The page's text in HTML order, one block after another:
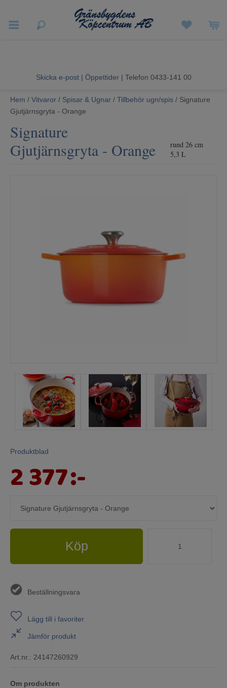
Sommarrea
Vitvaror
Ljud & Bild
Skicka e-post | Öppettider| Telefon 0433-141 00
Hem / Vitvaror / Spisar & Ugnar / Tillbehör ugn/spis / Signature
Gjutjärnsgryta - Orange
Signature
Gjutjärnsgryta - Orange
rund 26 cm
5,3 L
Produktblad
2 377:-
Köp
Beställningsvara
Lägg till i favoriter
Jämför produkt
Art.nr.: 24147260929
Om produkten